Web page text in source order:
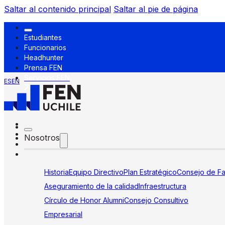
Saltar al contenido principal Saltar al pie de página
Estudiantes
Funcionarios
Headhunter
Prensa FEN
ESEN
Nosotros
HistoriaEquipo DirectivoPlan EstratégicoConsejo de
Aseguramiento de la calidadInfraestructura
Círculo de Honor AlumniConsejo Consultivo
Empresarial